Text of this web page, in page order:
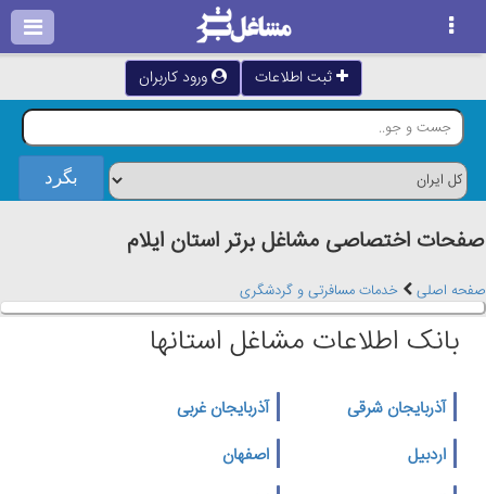
ثبت اطلاعات ورود کاربران
صفحات اختصاصی مشاغل برتر استان ايلام
صفحه اصلی خدمات مسافرتی و گردشگری
بانک اطلاعات مشاغل استانها
آذربایجان شرقی
آذربایجان غربی
اردبیل
اصفهان